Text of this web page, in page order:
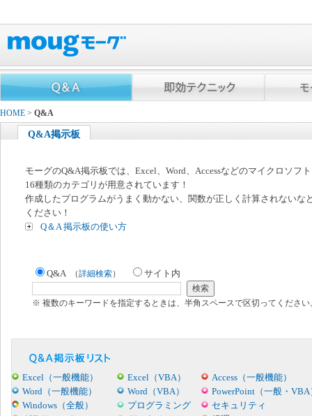
HOME > Q&A
Q&A掲示板
モーグのQ&A掲示板では、Excel、Word、Accessなどのマイクロソフ
16種類のカテゴリが用意されています！
作成したプログラムがうまく動かない、関数が正しく計算されないな
ください！
Q＆A 掲示板の使い方
Q&A （詳細検索） サイト内
※ 複数のキーワードを指定するときは、半角スペースで区切ってください
Excel（一般機能） Excel（VBA）
Access（一般機能）
Word（一般機能）
Word（VBA）
PowerPoint（一般・VBA
Windows（全般）
プログラミング
セキュリティ